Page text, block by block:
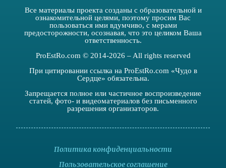
Все материалы проекта созданы с образовательной и
ознакомительной целями, поэтому просим Вас
пользоваться ими вдумчиво, с мерами
предосторожности, осознавая, что это целиком Ваша
ответственность.
ProEstRo.com © 2014-2026 – All rights reserved
При цитировании ссылка на ProEstRo.com «Чудо в
Сердце» обязательна.
Запрещается полное или частичное воспроизведение
статей, фото- и видеоматериалов без письменного
разрешения организаторов.
Политика конфиденциальности
Пользовательское соглашение